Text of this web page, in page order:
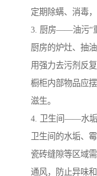
定期除螨、消毒
3. 厨房——油污“
厨房的炉灶、抽
用强力去污剂反复
橱柜内部物品应
滋生。
4. 卫生间——水垢
卫生间的水垢、
瓷砖缝隙等区域
通风，防止异味和